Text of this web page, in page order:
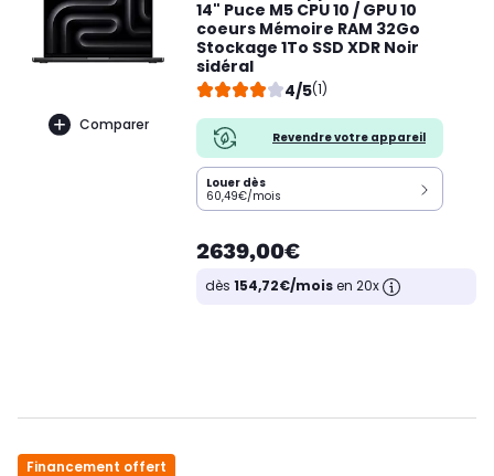
Comparer
14" Puce M5 CPU 10 / GPU 10
coeurs Mémoire RAM 32Go
Stockage 1To SSD XDR Noir
sidéral
4/5(1)
Revendre votre appareil
Louer dès
60,49€/mois
2639,00€
dès 154,72€/moisen 20x
Financement offert